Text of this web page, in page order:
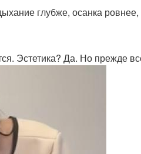
глубже, осанка ровнее,
Эстетика? Да. Но прежде